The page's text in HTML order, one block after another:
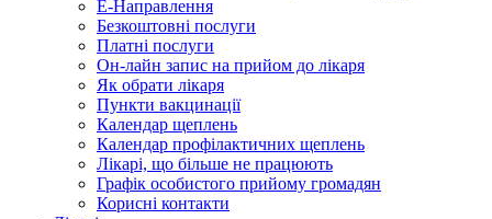
Е-Направлення
Безкоштовні послуги
Платні послуги
Он-лайн запис на прийом до лікаря
Як обрати лікаря
Пункти вакцинації
Календар щеплень
Календар профілактичних щеплень
Лікарі, що більше не працюють
Графік особистого прийому громадян
Корисні контакти